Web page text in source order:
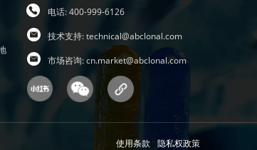
电话: 400-999-6126
技术支持:technical@abclonal.com
市场咨询:cn.market@abclonal.com
使用条款
隐私权政策